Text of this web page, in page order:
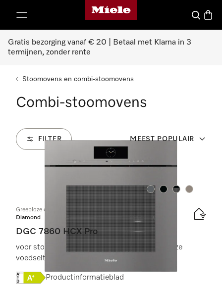
Homepage van Miele
Wat zoek
Gratis bezorging vanaf € 20 | Betaal met Klarna in 3
termijnen, zonder rente
Stoomovens en combi-stoomovens
Combi-stoomovens
FILTER MEEST POPULAIR
77
Producten
Kleur:Kleur:Kleur:Kleur:
Greeploze combi-stoomoven
Diamond
DGC 7860 HCX Pro
voor stoomkoken, bakken, braden met draadloze
voedselthermometer + HydroClean.
Online Label Flag, Energielabel
Productinformatieblad